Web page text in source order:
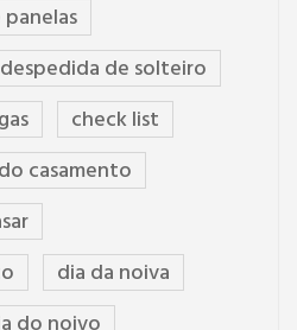
despedida de solteiro
check list
casamento
dia da noiva